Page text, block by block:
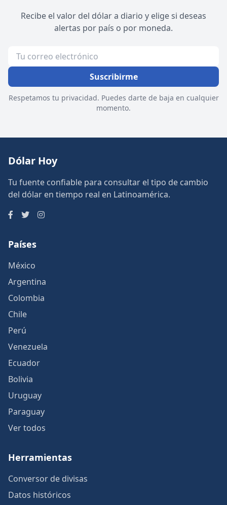
Recibe el valor del dólar a diario y elige si deseas
alertas por país o por moneda.
Suscribirme
Respetamos tu privacidad. Puedes darte de baja en cualquier
momento.
Dólar Hoy
Tu fuente confiable para consultar el tipo de cambio
del dólar en tiempo real en Latinoamérica.
Países
México
Argentina
Colombia
Chile
Perú
Venezuela
Ecuador
Bolivia
Uruguay
Paraguay
Ver todos
Herramientas
Conversor de divisas
Datos históricos